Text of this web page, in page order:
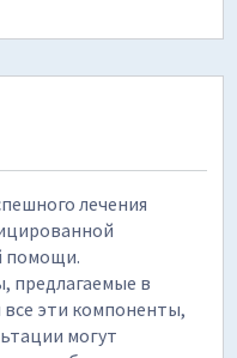
лечения
помощи.
предлагаемые в
эти компоненты,
могут